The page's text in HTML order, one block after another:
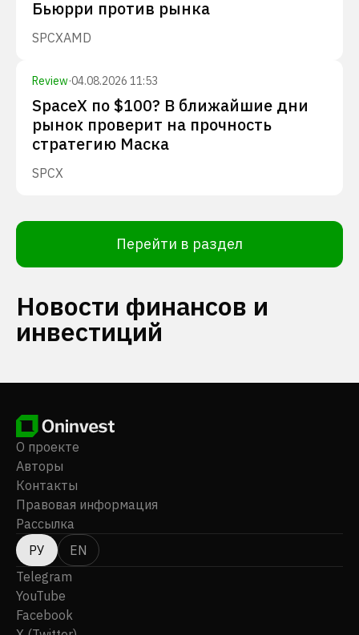
Бьюрри против рынка
SPCXAMD
Review·04.08.2026 11:53
SpaceX по $100? В ближайшие дни
рынок проверит на прочность
стратегию Маска
SPCX
Перейти в раздел
Новости финансов и
инвестиций
О проекте
Авторы
Контакты
Правовая информация
Рассылка
РУ
EN
Telegram
YouTube
Facebook